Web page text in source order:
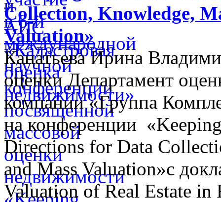
Collection, Knowledge,
Valuation»
Канатьева Ирина
оценки Департамент
компании «Группа
на конференции
Directions for Data
and Mass Valuation»с
Valuation of Real Estate in